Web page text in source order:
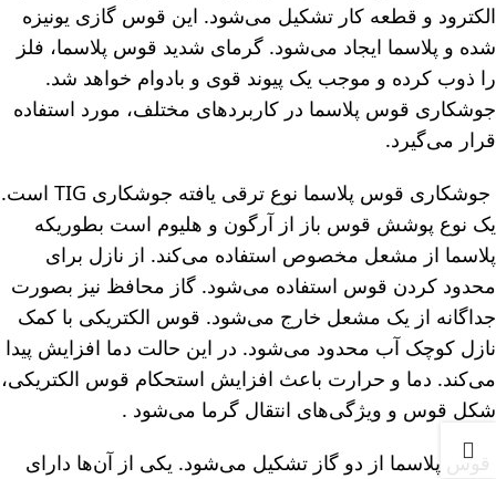
الکترود و قطعه کار تشکیل می‌شود. این قوس گازی یونیزه
شده و پلاسما ایجاد می‌شود. گرمای شدید قوس پلاسما، فلز
را ذوب کرده و موجب یک پیوند قوی و بادوام خواهد شد.
جوشکاری قوس پلاسما در کاربردهای مختلف، مورد استفاده
قرار می‌گیرد.
جوشکاری قوس پلاسما نوع ترقی یافته جوشکاری TIG است.
یک نوع پوشش قوس باز از آرگون و هلیوم است بطوریکه
پلاسما از مشعل مخصوص استفاده می‌کند. از نازل برای
محدود کردن قوس استفاده می‌شود. گاز محافظ نیز بصورت
جداگانه از یک مشعل خارج می‌شود. قوس الکتریکی با کمک
نازل کوچک آب محدود می‌شود. در این حالت دما افزایش پیدا
می‌کند. دما و حرارت باعث افزایش استحکام قوس الکتریکی،
شکل قوس و ویژگی‌های انتقال گرما می‌شود .
قوس پلاسما از دو گاز تشکیل می‌شود. یکی از آن‌ها دارای